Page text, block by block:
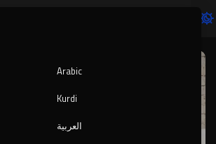
Arabic
Kurdi
العربية